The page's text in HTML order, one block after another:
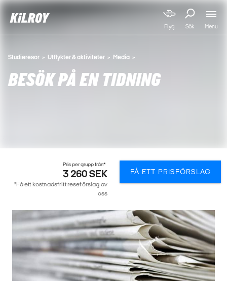
Flyg Sök Menu
Studieresor Utflykter & aktiviteter Media
BESÖK PÅ EN TIDNING
Pris per grupp från*
3 260 SEK
*Få ett kostnadsfritt reseförslag av
oss
FÅ ETT PRISFÖRSLAG